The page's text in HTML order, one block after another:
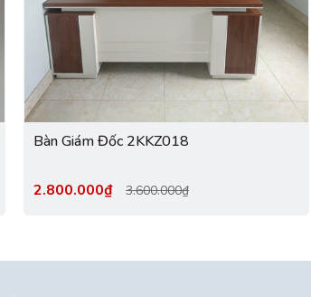
Bàn Giám Đốc 2KKZ018
2.800.000₫ 3.600.000₫